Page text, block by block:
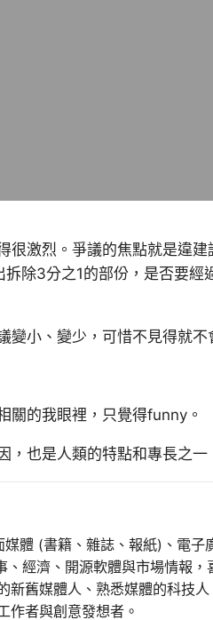
很激烈。爭議的焦點就是違建
除3分之1的部份，是否要經
小、變少，可惜不見得就不
關的我眼裡，只覺得funny。
，也是人類的特點和專長之一
體 (書籍、雜誌、報紙)、電子
經濟、開源軟體與市場情報，
新舊媒體人、熟悉媒體的科技
作者與創意發想者。